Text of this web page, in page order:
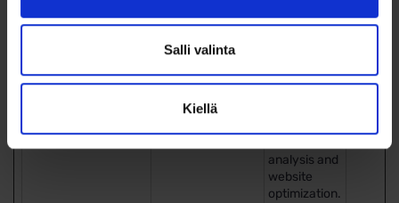
Salli valinta
Kiellä
optimization.
WordPress.com
visitors'
analysis and
website
optimization.